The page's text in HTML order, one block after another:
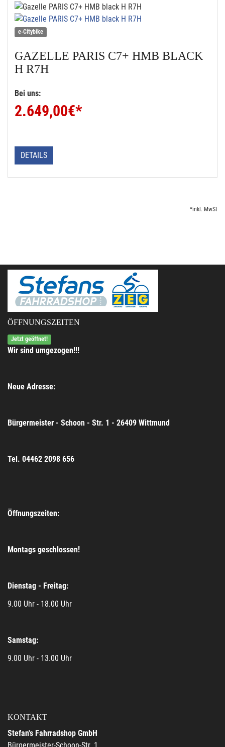
e-Citybike
GAZELLE PARIS C7+ HMB BLACK
H R7H
Bei uns:
2.649,00€*
DETAILS
*inkl. MwSt
ÖFFNUNGSZEITEN
Jetzt geöffnet!
Wir sind umgezogen!!!
Neue Adresse:
Bürgermeister - Schoon - Str. 1 - 26409 Wittmund
Tel. 04462 2098 656
Öffnungszeiten:
Montags geschlossen!
Dienstag - Freitag:
9.00 Uhr - 18.00 Uhr
Samstag:
9.00 Uhr - 13.00 Uhr
KONTAKT
Stefan's Fahrradshop GmbH